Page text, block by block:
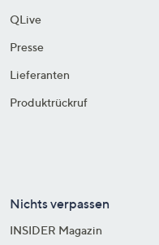
QLive
Presse
Lieferanten
Produktrückruf
Nichts verpassen
INSIDER Magazin